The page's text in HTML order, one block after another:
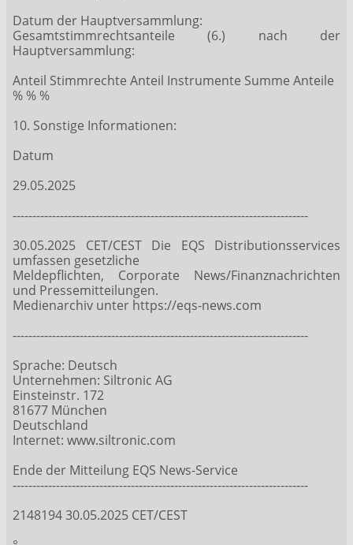
Datum der Hauptversammlung:
Gesamtstimmrechtsanteile (6.) nach der
Hauptversammlung:
Anteil Stimmrechte Anteil Instrumente Summe Anteile
% % %
10. Sonstige Informationen:
Datum
29.05.2025
---------------------------------------------------------------------------
30.05.2025 CET/CEST Die EQS Distributionsservices
umfassen gesetzliche
Meldepflichten, Corporate News/Finanznachrichten
und Pressemitteilungen.
Medienarchiv unter https://eqs-news.com
---------------------------------------------------------------------------
Sprache: Deutsch
Unternehmen: Siltronic AG
Einsteinstr. 172
81677 München
Deutschland
Internet: www.siltronic.com
Ende der Mitteilung EQS News-Service
---------------------------------------------------------------------------
2148194 30.05.2025 CET/CEST